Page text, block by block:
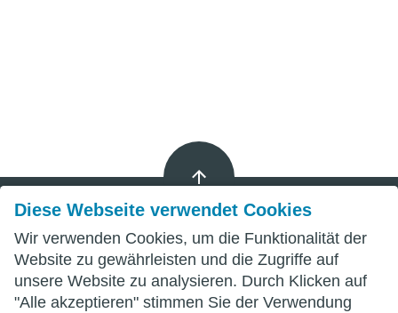
Diese Webseite verwendet Cookies
Wir verwenden Cookies, um die Funktionalität der
Website zu gewährleisten und die Zugriffe auf
unsere Website zu analysieren. Durch Klicken auf
"Alle akzeptieren" stimmen Sie der Verwendung
Impressum
Datenschutz